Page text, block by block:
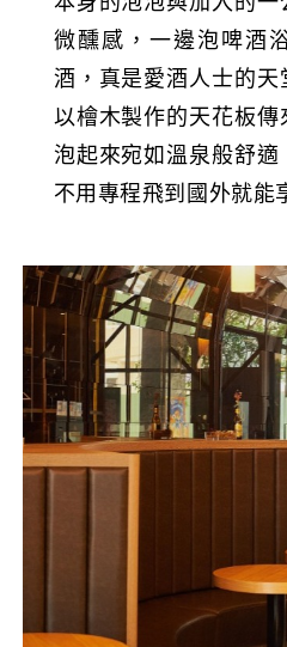
微醺感，一邊泡啤酒
酒，真是愛酒人士的天
以檜木製作的天花板
泡起來宛如溫泉般舒適
不用專程飛到國外就能